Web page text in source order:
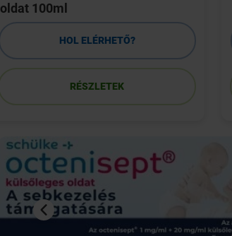
oldat 100ml
HOL ELÉRHETŐ?
RÉSZLETEK